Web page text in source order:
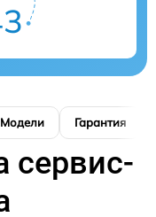
Модели Гарантия
сервис-